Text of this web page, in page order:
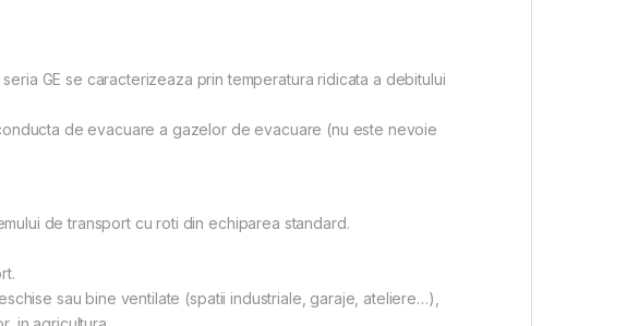
GE se caracterizeaza prin temperatura ridicata a debitului
de evacuare a gazelor de evacuare (nu este nevoie
de transport cu roti din echiparea standard.
sau bine ventilate (spatii industriale, garaje, ateliere…),